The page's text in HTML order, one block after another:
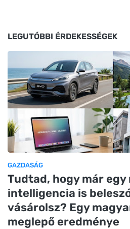
LEGUTÓBBI ÉRDEKESSÉGEK
GAZDASÁG
Tudtad, hogy már
intelligencia is
vásárolsz? Egy
meglepő eredménye